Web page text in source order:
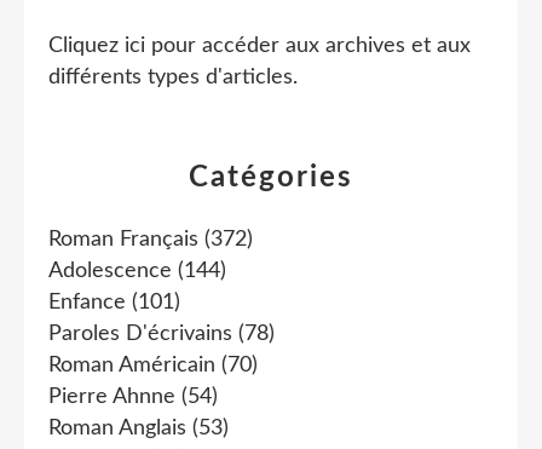
Catégories
Roman Français (372)
Adolescence (144)
Enfance (101)
Paroles D'écrivains (78)
Roman Américain (70)
Pierre Ahnne (54)
Roman Anglais (53)
Cliquez ici pour accéder aux archives et aux
différents types d'articles.